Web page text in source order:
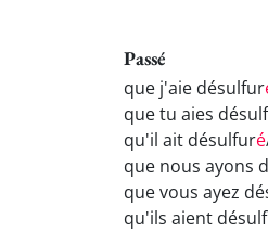
Passé
que j'aie désulfur
que tu aies
qu'il ait désulfuré
que nous ayons
que vous ayez
qu'ils aient